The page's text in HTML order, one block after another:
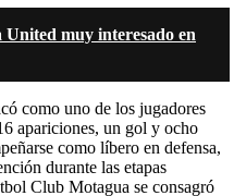
United muy interesado en
como uno de los jugadores
apariciones, un gol y ocho
como líbero en defensa,
durante las etapas
Club Motagua se consagró